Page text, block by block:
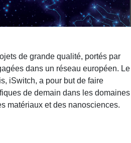
de grande qualité, portés par
dans un réseau européen. Le
iSwitch, a pour but de faire
de demain dans les domaines
matériaux et des nanosciences.